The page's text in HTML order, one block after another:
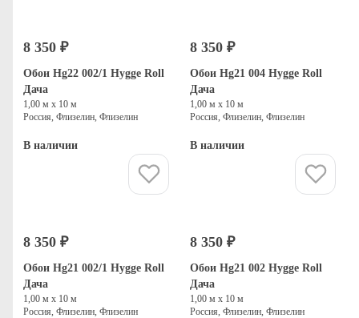
8 350 ₽
Обои Hg22 002/1 Hygge Roll
Дача
1,00 м х 10 м
Россия, Флизелин, Флизелин
В наличии
8 350 ₽
Обои Hg21 004 Hygge Roll
Дача
1,00 м х 10 м
Россия, Флизелин, Флизелин
В наличии
8 350 ₽
Обои Hg21 002/1 Hygge Roll
Дача
1,00 м х 10 м
Россия, Флизелин, Флизелин
8 350 ₽
Обои Hg21 002 Hygge Roll
Дача
1,00 м х 10 м
Россия, Флизелин, Флизелин